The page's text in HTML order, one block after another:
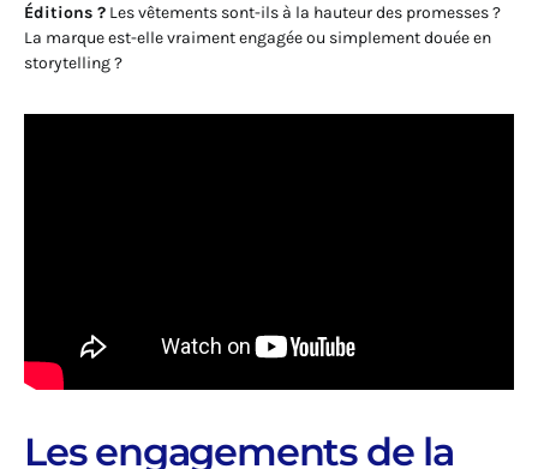
Éditions ? Les vêtements sont-ils à la hauteur des promesses ?
La marque est-elle vraiment engagée ou simplement douée en
storytelling ?
Les engagements de la